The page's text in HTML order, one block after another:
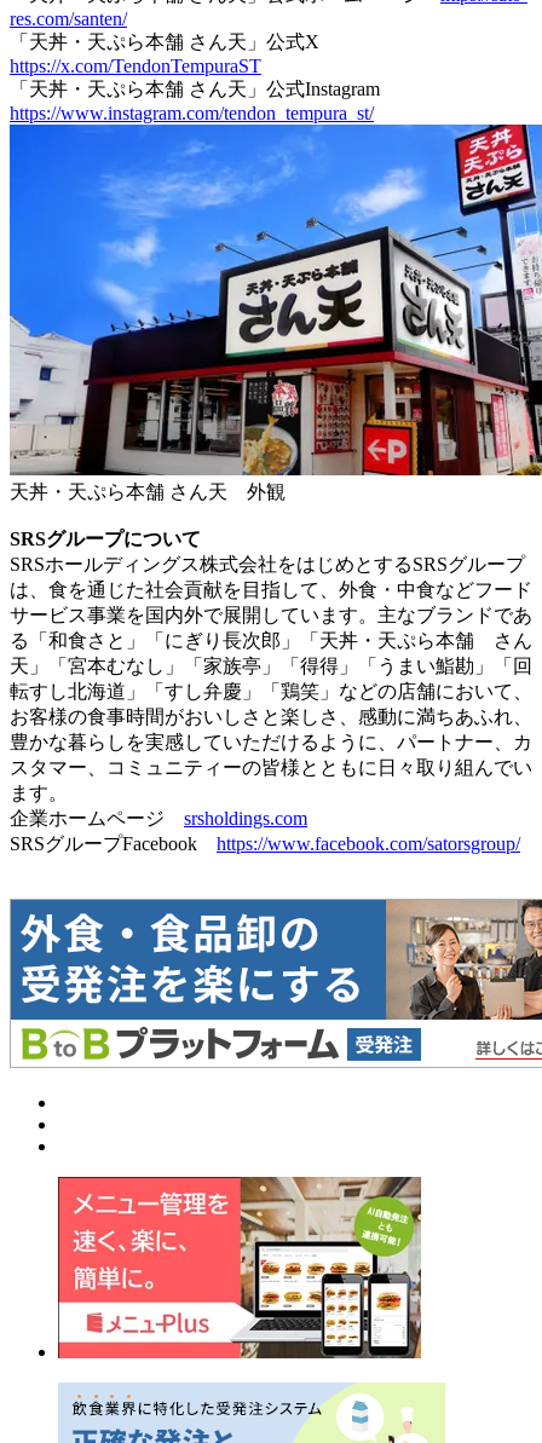
res.com/santen/
「天丼・天ぷら本舗 さん天」公式X
https://x.com/TendonTempuraST
「天丼・天ぷら本舗 さん天」公式Instagram
https://www.instagram.com/tendon_tempura_st/
天丼・天ぷら本舗 さん天 外観
SRSグループについて
SRSホールディングス株式会社をはじめとするSRSグループ
は、食を通じた社会貢献を目指して、外食・中食などフード
サービス事業を国内外で展開しています。主なブランドであ
る「和食さと」「にぎり長次郎」「天丼・天ぷら本舗 さん
天」「宮本むなし」「家族亭」「得得」「うまい鮨勘」「回
転すし北海道」「すし弁慶」「鶏笑」などの店舗において、
お客様の食事時間がおいしさと楽しさ、感動に満ちあふれ、
豊かな暮らしを実感していただけるように、パートナー、カ
スタマー、コミュニティーの皆様とともに日々取り組んでい
ます。
企業ホームページ srsholdings.com
SRSグループFacebook https://www.facebook.com/satorsgroup/